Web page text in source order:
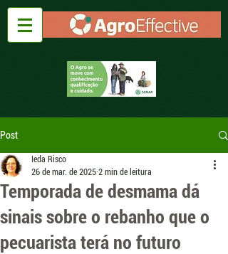
Post
Temporada de desmama dá
sinais sobre o rebanho que o
pecuarista terá no futuro
Ieda Risco
26 de mar. de 2025 2 min de leitura